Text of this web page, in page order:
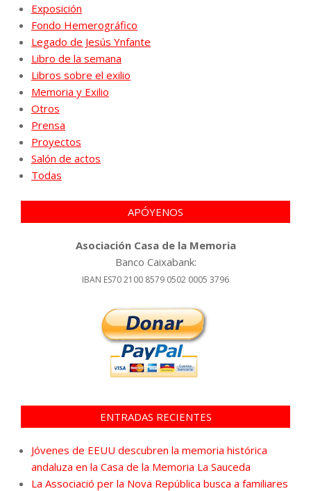
Exposición
Fondo Hemerográfico
Legado de Jesús Ynfante
Libro de la semana
Libros sobre el exilio
Memoria y Exilio
Otros
Prensa
Proyectos
Salón de actos
Todas
APÓYENOS
Asociación Casa de la Memoria
Banco Caixabank:
IBAN ES70 2100 8579 0502 0005 3796
ENTRADAS RECIENTES
Jóvenes de EEUU descubren la memoria histórica
andaluza en la Casa de la Memoria La Sauceda
La Associació per la Nova República busca a familiares